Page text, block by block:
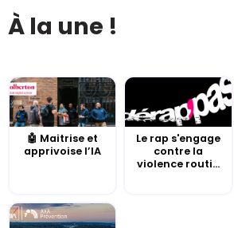
À la une !
🤖 Maitrise et
apprivoise l’IA
Le rap s'engage
contre la
violence routi...